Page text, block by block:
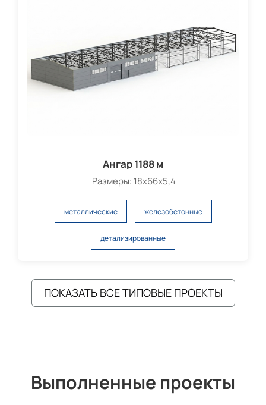
Ангар 1188 м
Размеры: 18х66х5,4
металлические железобетонные
детализированные
ПОКАЗАТЬ ВСЕ ТИПОВЫЕ ПРОЕКТЫ
Выполненные проекты